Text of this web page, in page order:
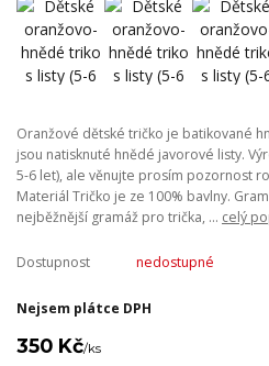
Oranžové dětské tričko je batikované
jsou natisknuté hnědé javorové listy.
5-6 let), ale věnujte prosím pozornost
Materiál Tričko je ze 100% bavlny.
nejběžnější gramáž pro trička, ... celý
Dostupnost nedostupné
Nejsem plátce DPH
350 Kč/ks